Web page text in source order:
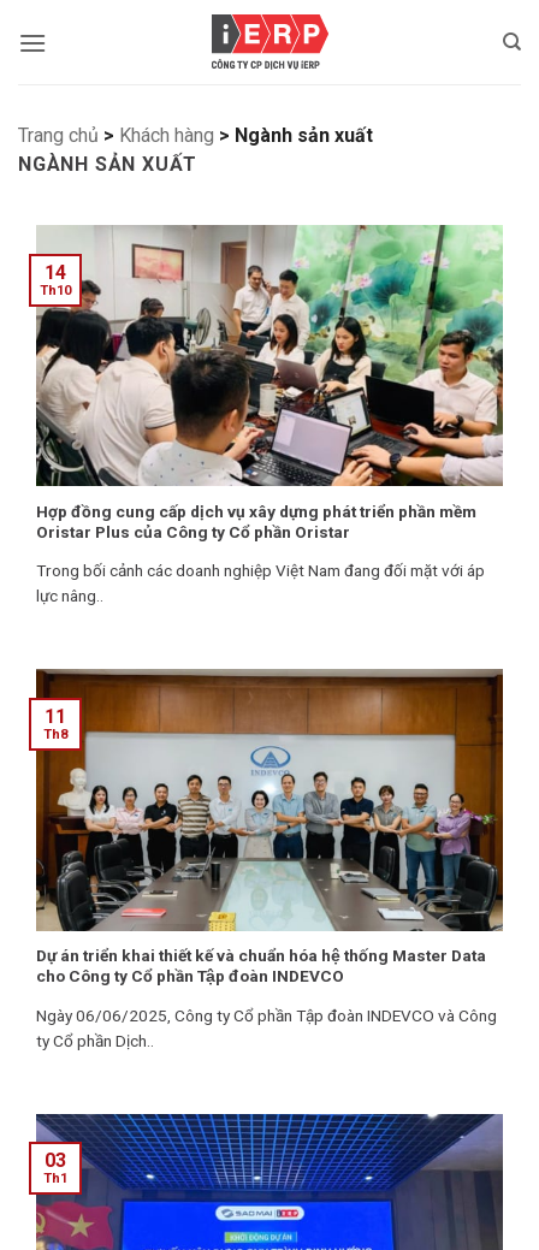
qua
Trang chủ > Khách hàng > Ngành sản xuất
NGÀNH SẢN XUẤT
Hợp đồng cung cấp dịch vụ xây dựng phát triển phần mềm
Oristar Plus của Công ty Cổ phần Oristar
Trong bối cảnh các doanh nghiệp Việt Nam đang đối mặt với áp
lực nâng..
14
Th10
Dự án triển khai thiết kế và chuẩn hóa hệ thống Master Data
cho Công ty Cổ phần Tập đoàn INDEVCO
Ngày 06/06/2025, Công ty Cổ phần Tập đoàn INDEVCO và Công
ty Cổ phần Dịch..
11
Th8
03
Th1